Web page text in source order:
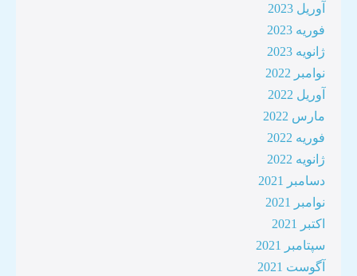
آوریل 2023
فوریه 2023
ژانویه 2023
نوامبر 2022
آوریل 2022
مارس 2022
فوریه 2022
ژانویه 2022
دسامبر 2021
نوامبر 2021
اکتبر 2021
سپتامبر 2021
آگوست 2021